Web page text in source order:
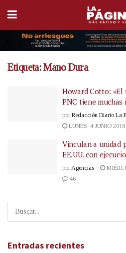
Etiqueta:Mano Dura
Howard Cotto: «El
PNC tiene muchas
por Redacción Diario La
LUNES, 4 JUNIO
Vinculan a unidad
EE.UU. con
por Agencias
46
Entradas recientes